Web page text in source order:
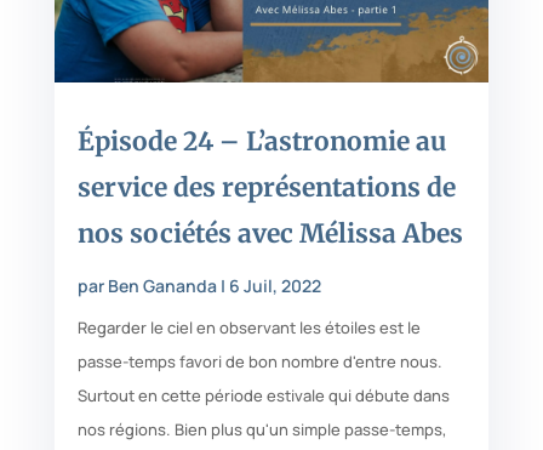
Épisode 24 – L’astronomie au
service des représentations de
nos sociétés avec Mélissa Abes
par Ben Gananda| 6 Juil, 2022
Regarder le ciel en observant les étoiles est le
passe-temps favori de bon nombre d'entre nous.
Surtout en cette période estivale qui débute dans
nos régions. Bien plus qu'un simple passe-temps,